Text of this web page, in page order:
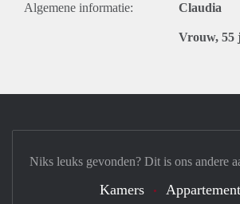
Algemene informatie: Claudia
Vrouw, 55
Niks leuks gevonden? Dit is ons andere
Kamers